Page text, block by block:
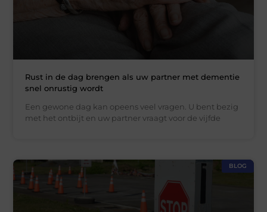
Rust in de dag brengen als uw partner met dementie
snel onrustig wordt
Een gewone dag kan opeens veel vragen. U bent bezig
met het ontbijt en uw partner vraagt voor de vijfde
BLOG